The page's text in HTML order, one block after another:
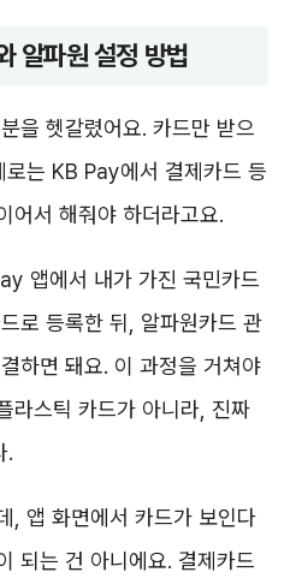
알파원 설정 방법
을 헷갈렸어요. 카드만 받으
는 KB Pay에서 결제카드 등
어서 해줘야 하더라고요.
앱에서 내가 가진 국민카드
로 등록한 뒤, 알파원카드 관
하면 돼요. 이 과정을 거쳐야
라스틱 카드가 아니라, 진짜
.
, 앱 화면에서 카드가 보인다
되는 건 아니에요. 결제카드